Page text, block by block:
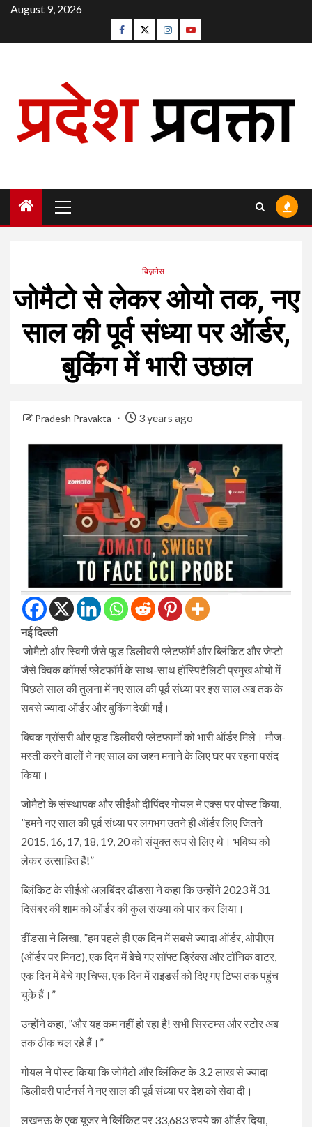
Skip
content
August 9, 2026
Facebook
TwitterInstagram
Youtube
Menu
बिज़नेस
जोमैटो से लेकर ओयो तक, नए
साल की पूर्व संध्या पर ऑर्डर,
बुकिंग में भारी उछाल
Pradesh Pravakta 3 years ago
नई दिल्ली
जोमैटो और स्विगी जैसे फूड डिलीवरी प्लेटफॉर्म और ब्लिंकिट और जेप्टो
जैसे क्विक कॉमर्स प्लेटफॉर्म के साथ-साथ हॉस्पिटैलिटी प्रमुख ओयो में
पिछले साल की तुलना में नए साल की पूर्व संध्या पर इस साल अब तक के
सबसे ज्यादा ऑर्डर और बुकिंग देखी गईं।
क्विक ग्रॉसरी और फूड डिलीवरी प्लेटफार्मों को भारी ऑर्डर मिले। मौज-
मस्ती करने वालों ने नए साल का जश्न मनाने के लिए घर पर रहना पसंद
किया।
जोमैटो के संस्थापक और सीईओ दीपिंदर गोयल ने एक्स पर पोस्ट किया,
”हमने नए साल की पूर्व संध्या पर लगभग उतने ही ऑर्डर लिए जितने
2015, 16, 17, 18, 19, 20 को संयुक्त रूप से लिए थे। भविष्य को
लेकर उत्साहित हैं!”
ब्लिंकिट के सीईओ अलबिंदर ढींडसा ने कहा कि उन्होंने 2023 में 31
दिसंबर की शाम को ऑर्डर की कुल संख्या को पार कर लिया।
ढींडसा ने लिखा, ”हम पहले ही एक दिन में सबसे ज्यादा ऑर्डर, ओपीएम
(ऑर्डर पर मिनट), एक दिन में बेचे गए सॉफ्ट ड्रिंक्स और टॉनिक वाटर,
एक दिन में बेचे गए चिप्स, एक दिन में राइडर्स को दिए गए टिप्स तक पहुंच
चुके हैं।”
उन्होंने कहा, ”और यह कम नहीं हो रहा है! सभी सिस्टम्स और स्टोर अब
तक ठीक चल रहे हैं।”
गोयल ने पोस्ट किया कि जोमैटो और ब्लिंकिट के 3.2 लाख से ज्यादा
डिलीवरी पार्टनर्स ने नए साल की पूर्व संध्या पर देश को सेवा दी।
लखनऊ के एक यूजर ने ब्लिंकिट पर 33,683 रुपये का ऑर्डर दिया,